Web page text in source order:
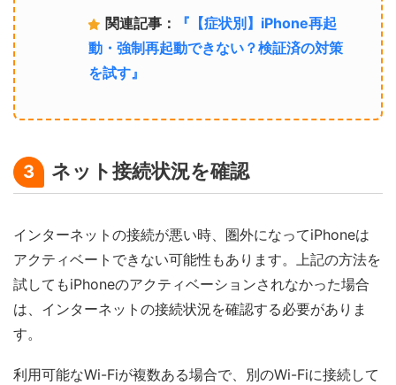
関連記事：
『【症状別】iPhone再起
動・強制再起動できない？検証済の対策
を試す』
3 ネット接続状況を確認
インターネットの接続が悪い時、圏外になってiPhoneは
アクティベートできない可能性もあります。上記の方法を
試してもiPhoneのアクティベーションされなかった場合
は、インターネットの接続状況を確認する必要がありま
す。
利用可能なWi-Fiが複数ある場合で、別のWi-Fiに接続して